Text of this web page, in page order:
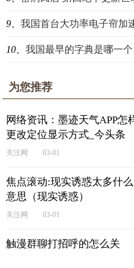
9、 我国首台大功率电子帘加
10、 我国最早的字典是哪一个
为您推荐
网络资讯：墨迹天气APP怎
更改定位显示方式_今头条
关注网 03-01
焦点滚动:现实诱惑太多什么
意思（现实诱惑）
关注网 03-01
触漫群聊打招呼的怎么关